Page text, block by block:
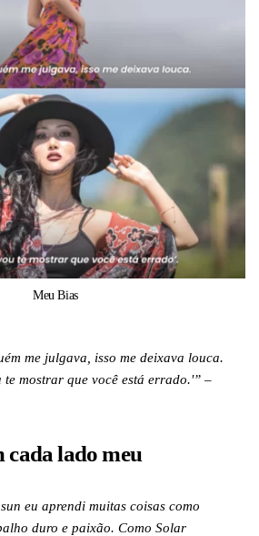
Meu Bias
me julgava, isso me deixava louca.
te mostrar que você está errado.'” –
cada lado meu
eu aprendi muitas coisas como
duro e paixão. Como Solar